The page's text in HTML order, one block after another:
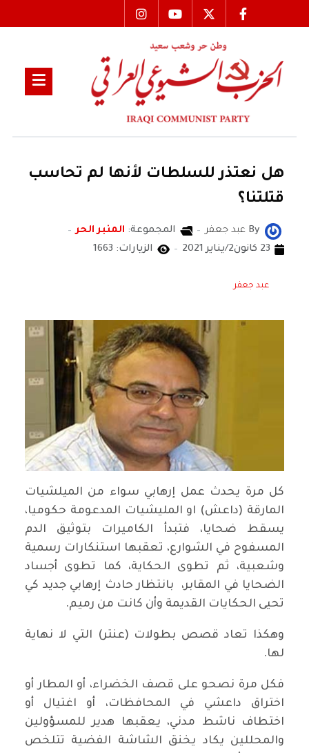
هل نعتذر للسلطات لأنها لم تحاسب
قتلتنا؟
By عبد جعفر المجموعة: المنبر الحر
23 كانون2/يناير 2021
الزيارات: 1663
عبد جعفر
كل مرة يحدث عمل إرهابي سواء من الميلشيات
المارقة (داعش) او المليشيات المدعومة حكوميا،
يسقط ضحايا، فتبدأ الكاميرات بتوثيق الدم
المسفوح في الشوارع، تعقبها استنكارات رسمية
وشعبية، ثم تطوى الحكاية، كما تطوى أجساد
الضحايا في المقابر، بانتظار حادث إرهابي جديد كي
تحيى الحكايات القديمة وأن كانت من رميم.
وهكذا تعاد قصص بطولات (عنتر) التي لا نهاية
لها.
فكل مرة نصحو على قصف الخضراء، أو المطار أو
اختراق داعشي في المحافظات، أو اغتيال أو
اختطاف ناشط مدني، يعقبها هدير للمسؤولين
والمحللين يكاد يخنق الشاشة الفضية تتلخص